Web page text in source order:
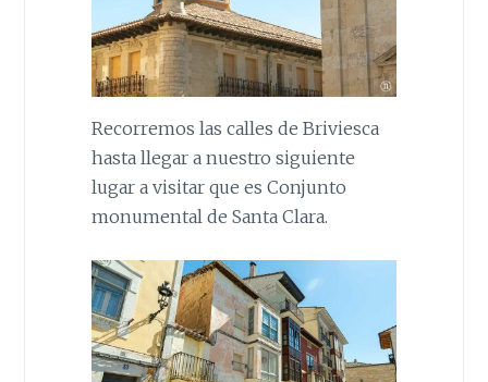
Recorremos las calles de Briviesca
hasta llegar a nuestro siguiente
lugar a visitar que es Conjunto
monumental de Santa Clara.